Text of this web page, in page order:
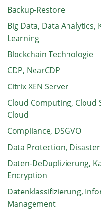
Backup-Restore
Big Data, Data Analytics,
Learning
Blockchain Technologie
CDP, NearCDP
Citrix XEN Server
Cloud Computing, Cloud
Cloud
Compliance, DSGVO
Data Protection,
Daten-DeDuplizierung,
Encryption
Datenklassifizierung,
Management